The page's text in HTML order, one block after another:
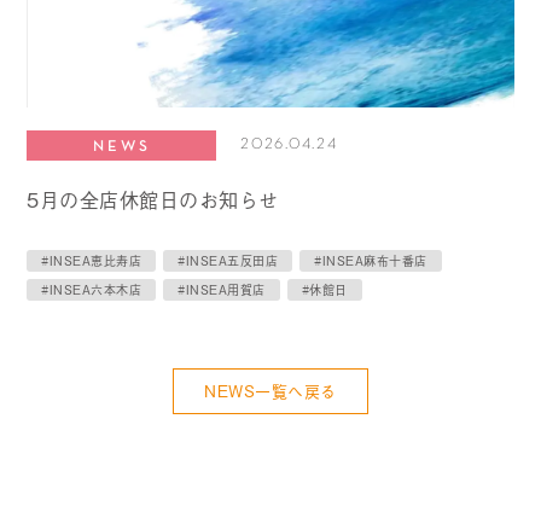
NEWS 2026.04.24
5月の全店休館日のお知らせ
#INSEA恵比寿店 #INSEA五反田店
#INSEA麻布十番店
#INSEA六本木店
#INSEA用賀店 #休館日
NEWS一覧へ戻る